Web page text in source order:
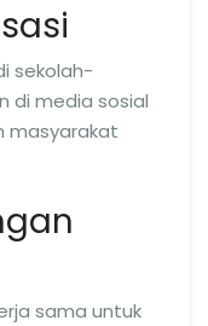
sekolah-
di media sosial
masyarakat
sama untuk